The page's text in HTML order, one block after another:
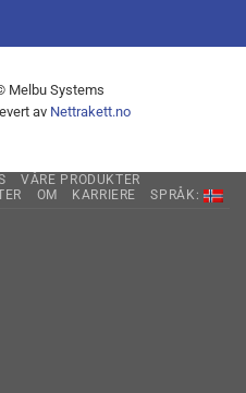
Melbu Systems
av Nettrakett.no
VÅRE PRODUKTER
OM KARRIERE SPRÅK: